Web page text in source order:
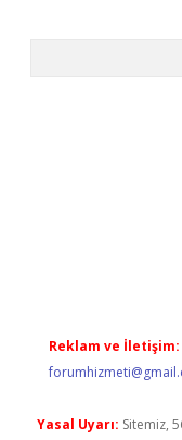
Reklam ve İletişim:
Yasal Uyarı: Sitemiz,